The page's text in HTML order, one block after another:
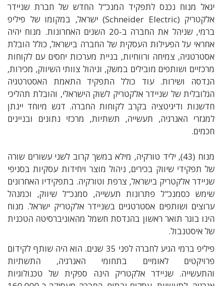
יגאל מנוח נכנס לתפקיד המנכ"ל החדש של חברת שניידר
אלקטריק (Schneider Electric) ישראל, במקומו של
פיליפ
ברמי, שניהל את החברה ב-20 השנים האחרונות . מנוח יהיה
אחראי על הפעילות העסקית של החברה בישראל, כולל הובלת
אסטרטגיה, צמיחה ורווחיות, בניית מערכות יחסים עם לקוחות
מרכזיים ושותפים מובילים במשק, וניהול צוותי השיווק, מכירות,
הנדסה ושירות.עוד כולל התפקיד התאמת האסטרטגיה
הגלובלית של שניידר אלקטריק לשוק הישראלי, והובלת תהליכי
חדשנות ודיגיטציה בקרב לקוחות החברה. דגש מיוחד יינתן
למגזרי האנרגיה, תעשייה, תשתיות, מרכזי נתונים ובניינים
חכמים.
מנוח (43), יליד טורקיה, מילא במשך קרוב לשני עשורים שורה
של תפקידי שיווק בכירים, ניהול מוצר ויחידות עסקיות בסניפי
שניידר אלקטריק בישראל, צרפת וטורקיה. בתפקידיו האחרונים
שימש כסמנכ"ל פתרונות תעשייה, סמנכ"ל שיווק, וכמנהל
ערוצים ושותפים אסטרטגיים בשניידר אלקטריק ישראל. מנוח
הינו בוגר תואר ראשון בהנדסת חשמל מהאוניברסיטה הטכנית
של איסטנבול.
פיליפ ברמי הגיע לחברה לפני 35 שנים. הוא
היה שותף לקידום
פרויקטים לאומיים בתחומי האנרגיה, התשתיות
והתעשייה.שניידר אלקטריק הינה ספקית של טכנולוגיות